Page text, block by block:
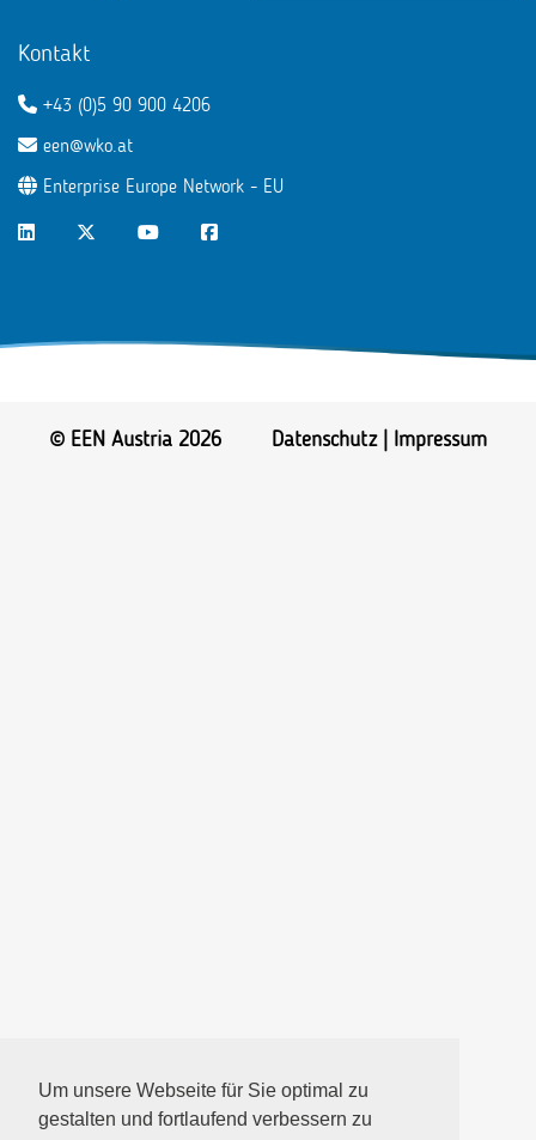
Um unsere Webseite für Sie optimal zu
gestalten und fortlaufend verbessern zu
Kontakt
+43 (0)5 90 900 4206
een@wko.at
Enterprise Europe Network - EU
LinkedInTwitterYoutubeFacebook
© EEN Austria 2026 Datenschutz| Impressum